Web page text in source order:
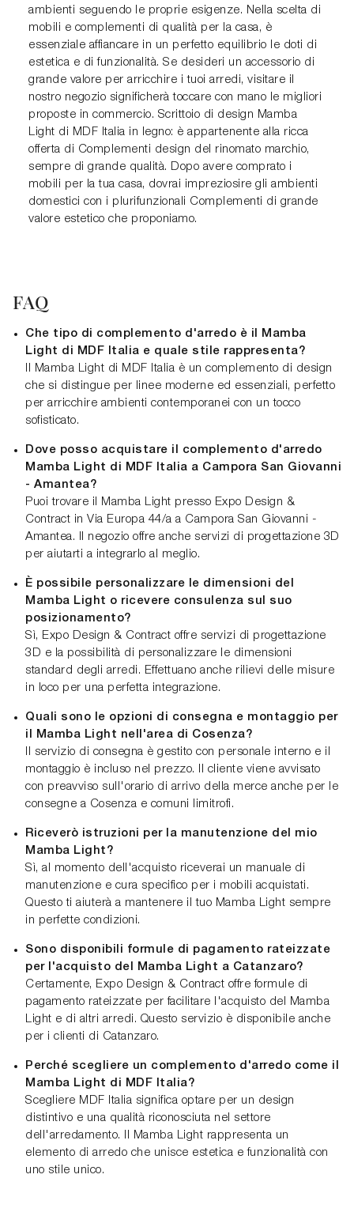
ambienti seguendo le proprie esigenze. Nella scelta di
mobili e complementi di qualità per la casa, è
essenziale affiancare in un perfetto equilibrio le doti di
estetica e di funzionalità. Se desideri un accessorio di
grande valore per arricchire i tuoi arredi, visitare il
nostro negozio significherà toccare con mano le migliori
proposte in commercio. Scrittoio di design Mamba
Light di MDF Italia in legno: è appartenente alla ricca
offerta di Complementi design del rinomato marchio,
sempre di grande qualità. Dopo avere comprato i
mobili per la tua casa, dovrai impreziosire gli ambienti
domestici con i plurifunzionali Complementi di grande
valore estetico che proponiamo.
FAQ
Che tipo di complemento d'arredo è il Mamba
Light di MDF Italia e quale stile rappresenta?
Il Mamba Light di MDF Italia è un complemento di design
che si distingue per linee moderne ed essenziali, perfetto
per arricchire ambienti contemporanei con un tocco
sofisticato.
Dove posso acquistare il complemento d'arredo
Mamba Light di MDF Italia a Campora San Giovanni
- Amantea?
Puoi trovare il Mamba Light presso Expo Design &
Contract in Via Europa 44/a a Campora San Giovanni -
Amantea. Il negozio offre anche servizi di progettazione 3D
per aiutarti a integrarlo al meglio.
È possibile personalizzare le dimensioni del
Mamba Light o ricevere consulenza sul suo
posizionamento?
Sì, Expo Design & Contract offre servizi di progettazione
3D e la possibilità di personalizzare le dimensioni
standard degli arredi. Effettuano anche rilievi delle misure
in loco per una perfetta integrazione.
Quali sono le opzioni di consegna e montaggio per
il Mamba Light nell'area di Cosenza?
Il servizio di consegna è gestito con personale interno e il
montaggio è incluso nel prezzo. Il cliente viene avvisato
con preavviso sull'orario di arrivo della merce anche per le
consegne a Cosenza e comuni limitrofi.
Riceverò istruzioni per la manutenzione del mio
Mamba Light?
Sì, al momento dell'acquisto riceverai un manuale di
manutenzione e cura specifico per i mobili acquistati.
Questo ti aiuterà a mantenere il tuo Mamba Light sempre
in perfette condizioni.
Sono disponibili formule di pagamento rateizzate
per l'acquisto del Mamba Light a Catanzaro?
Certamente, Expo Design & Contract offre formule di
pagamento rateizzate per facilitare l'acquisto del Mamba
Light e di altri arredi. Questo servizio è disponibile anche
per i clienti di Catanzaro.
Perché scegliere un complemento d'arredo come il
Mamba Light di MDF Italia?
Scegliere MDF Italia significa optare per un design
distintivo e una qualità riconosciuta nel settore
dell'arredamento. Il Mamba Light rappresenta un
elemento di arredo che unisce estetica e funzionalità con
uno stile unico.